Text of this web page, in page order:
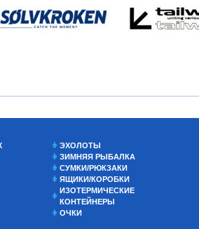
ЭХОЛОТЫ
ЗИМНЯЯ РЫБАЛКА
СУМКИ/РЮКЗАКИ
ЯЩИКИ/КОРОБКИ
ИЗОТЕРМИЧЕСКИЕ
КОНТЕЙНЕРЫ
ОЧКИ